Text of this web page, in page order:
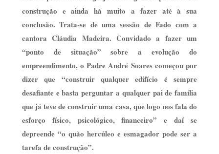
construção e ainda há muito a fazer até à sua
conclusão. Trata-se de uma sessão de Fado com a
cantora Cláudia Madeira. Convidado a fazer um
“ponto de situação” sobre a evolução do
empreendimento, o Padre André Soares começou por
dizer que “construir qualquer edifício é sempre
desafiante e basta perguntar a qualquer pai de família
que já teve de construir uma casa, que logo nos fala do
esforço físico, psicológico, financeiro” e daí se
depreende “o quão hercúleo e esmagador pode ser a
tarefa de construção”.